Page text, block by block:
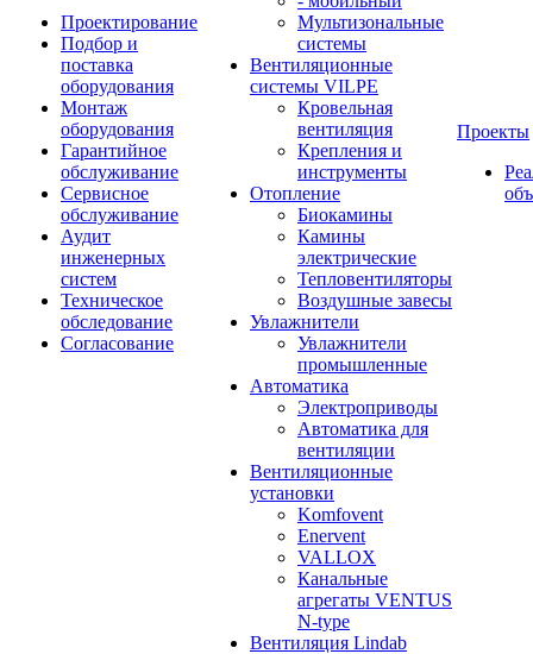
Проектирование
Подбор и
поставка
оборудования
Монтаж
оборудования
Гарантийное
обслуживание
Сервисное
обслуживание
Аудит
инженерных
систем
Техническое
обследование
Согласование
Мультизональные
системы
Вентиляционные
системы VILPE
Кровельная
вентиляция
Крепления и
инструменты
Отопление
Биокамины
Камины
электрические
Тепловентиляторы
Воздушные завесы
Увлажнители
Увлажнители
промышленные
Автоматика
Электроприводы
Автоматика для
вентиляции
Вентиляционные
установки
Komfovent
Enervent
VALLOX
Канальные
агрегаты VENTUS
N-type
Вентиляция Lindab
Проекты